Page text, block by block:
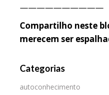
——————————
Compartilho neste
merecem ser
Categorias
autoconhecimento